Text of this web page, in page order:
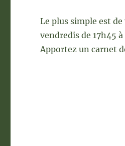
Le plus simple est
vendredis de 17h45
Apportez un carnet